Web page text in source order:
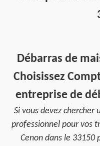
Débarras de
Choisissez
entreprise de
Si vous devez
professionnel pour vos
Cenon dans le 33150